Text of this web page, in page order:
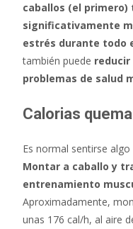
caballos (el primero)
significativamente
estrés durante todo
también puede
problemas de salud
Calorias
Es normal sentirse
Montar a caballo y
entrenamiento
Aproximadamente,
unas 176 cal/h, al aire